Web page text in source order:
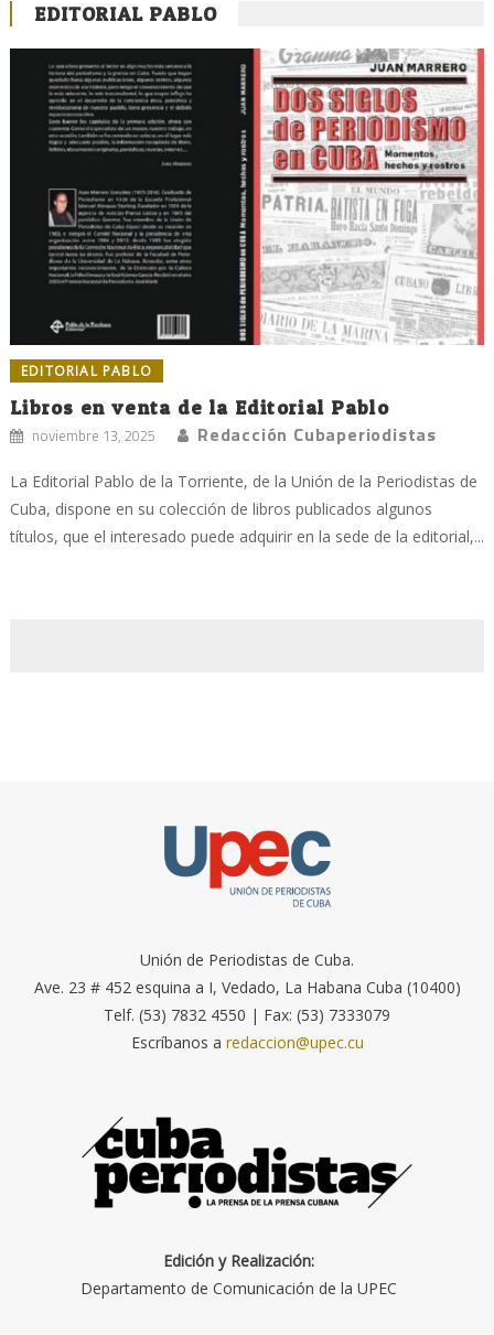
EDITORIAL PABLO
EDITORIAL PABLO
Libros en venta de la Editorial Pablo
noviembre 13, 2025 Redacción Cubaperiodistas
La Editorial Pablo de la Torriente, de la Unión de la Periodistas de
Cuba, dispone en su colección de libros publicados algunos
títulos, que el interesado puede adquirir en la sede de la editorial,...
Unión de Periodistas de Cuba.
Ave. 23 # 452 esquina a I, Vedado, La Habana Cuba (10400)
Telf. (53) 7832 4550 | Fax: (53) 7333079
Escríbanos a redaccion@upec.cu
Edición y Realización:
Departamento de Comunicación de la UPEC